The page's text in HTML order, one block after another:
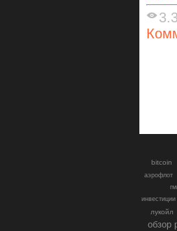
bitcoin
аэрофлот
лукойл
обзор